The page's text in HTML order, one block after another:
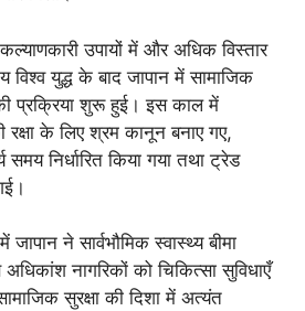
उपायों में और अधिक विस्तार
विश्व युद्ध के बाद जापान में सामाजिक
प्रक्रिया शुरू हुई। इस काल में
के लिए श्रम कानून बनाए गए,
निर्धारित किया गया तथा ट्रेड
ने सार्वभौमिक स्वास्थ्य बीमा
नागरिकों को चिकित्सा सुविधाएँ
सुरक्षा की दिशा में अत्यंत